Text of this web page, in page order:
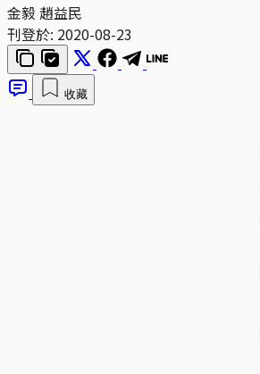
金毅 趙益民
刊登於: 2020-08-23
收藏